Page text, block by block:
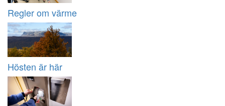
Regler om värme
Hösten är här